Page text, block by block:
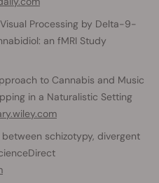
Processing by Delta-9-
an fMRI Study
to Cannabis and Music
in a Naturalistic Setting
schizotypy, divergent